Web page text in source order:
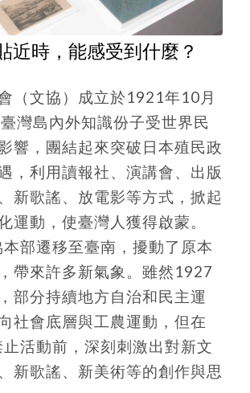
近時，能感受到什麼？
（文協）成立於1921年10月
灣島內外知識份子受世界民
響，團結起來突破日本殖民政
，利用讀報社、演講會、出版
新歌謠、放電影等方式，掀起
運動，使臺灣人獲得啟蒙。
部遷移至臺南，擾動了原本
帶來許多新氣象。雖然1927
部分持續地方自治和民主運
社會底層與工農運動，但在
活動前，深刻刺激出對新文
新歌謠、新美術等的創作與思